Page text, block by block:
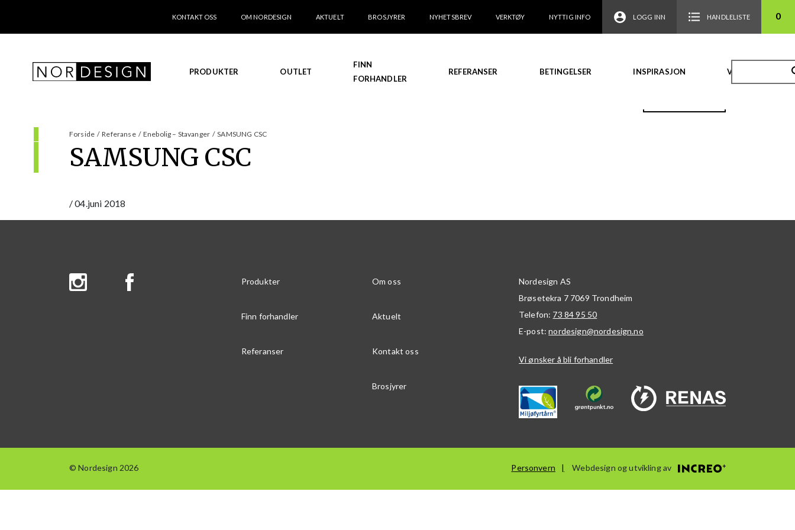
KONTAKT OSS OM NORDESIGN AKTUELT BROSJYRER NYHETSBREV VERKTØY NYTTIG INFO LOGG INN HANDLELISTE 0
PRODUKTER OUTLET
FINN
FORHANDLER
REFERANSER BETINGELSER INSPIRASJON VIDEO
Forside / Referanse / Enebolig – Stavanger / SAMSUNG CSC
SAMSUNG CSC
/04.juni 2018
Produkter Om oss
Finn forhandler Aktuelt
Referanser Kontakt oss
Brosjyrer
Nordesign AS
Brøsetekra 7 7069 Trondheim
Telefon: 73 84 95 50
E-post:nordesign@nordesign.no
Vi ønsker å bli forhandler
© Nordesign 2026 Personvern Webdesign og utvikling av